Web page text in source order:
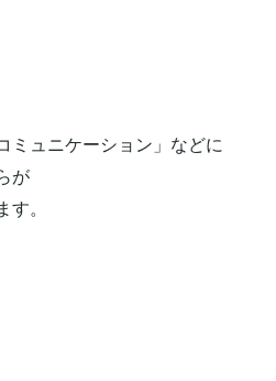
ミュニケーション」などに
が
。